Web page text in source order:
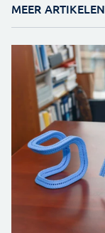
MEER ARTIKELEN